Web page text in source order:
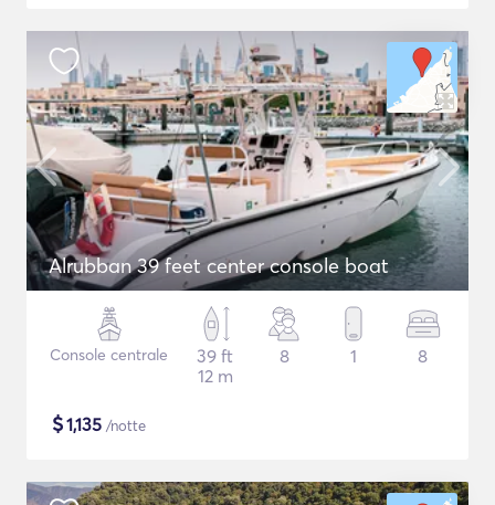
Alrubban 39 feet center console boat
Console centrale
39 ft
12 m
8 1 8
$1,135 /notte